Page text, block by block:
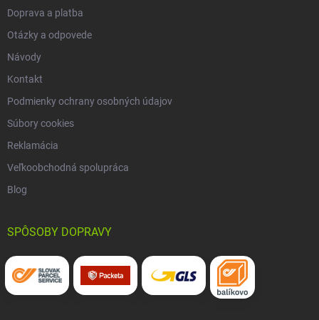
Doprava a platba
Otázky a odpovede
Návody
Kontakt
Podmienky ochrany osobných údajov
Súbory cookies
Reklamácia
Veľkoobchodná spolupráca
Blog
SPÔSOBY DOPRAVY